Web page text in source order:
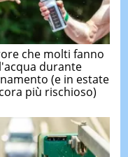
che molti fanno
durante
(e in estate
più rischioso)